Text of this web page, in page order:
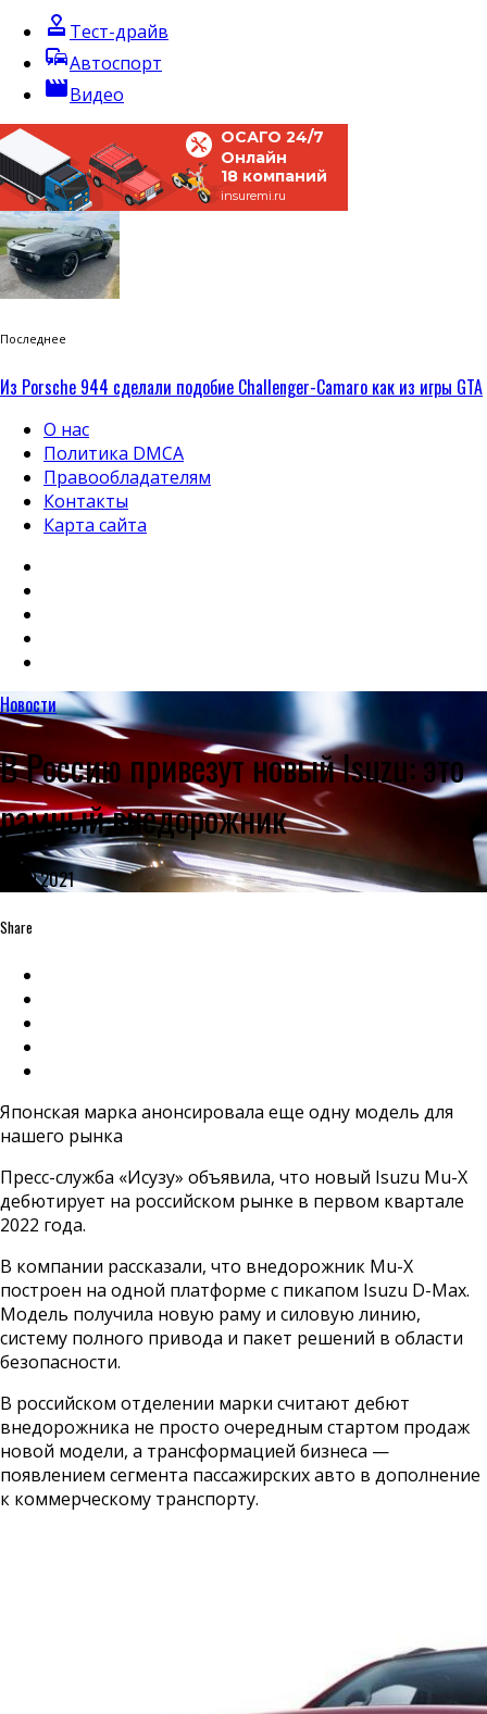
approval Тест-драйв
commuteАвтоспорт
movieВидео
ОСАГО 24/7
Онлайн
18 компаний
insuremi.ru
Последнее
Из Porsche 944 сделали подобие Challenger-Camaro как из игры GTA
О нас
Политика DMCA
Правообладателям
Контакты
Карта сайта
Новости
В Россию привезут новый Isuzu: это
рамный внедорожник
16.09.2021
Share
Японская марка анонсировала еще одну модель для
нашего рынка
Пресс-служба «Исузу» объявила, что новый Isuzu Mu-X
дебютирует на российском рынке в первом квартале
2022 года.
В компании рассказали, что внедорожник Mu-X
построен на одной платформе с пикапом Isuzu D-Max.
Модель получила новую раму и силовую линию,
систему полного привода и пакет решений в области
безопасности.
В российском отделении марки считают дебют
внедорожника не просто очередным стартом продаж
новой модели, а трансформацией бизнеса —
появлением сегмента пассажирских авто в дополнение
к коммерческому транспорту.